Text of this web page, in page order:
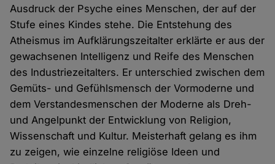
Ausdruck der Psyche eines Menschen, der auf der
Stufe eines Kindes stehe. Die Entstehung des
Atheismus im Aufklärungszeitalter erklärte er aus der
gewachsenen Intelligenz und Reife des Menschen
des Industriezeitalters. Er unterschied zwischen dem
Gemüts- und Gefühlsmensch der Vormoderne und
dem Verstandesmenschen der Moderne als Dreh-
und Angelpunkt der Entwicklung von Religion,
Wissenschaft und Kultur. Meisterhaft gelang es ihm
zu zeigen, wie einzelne religiöse Ideen und